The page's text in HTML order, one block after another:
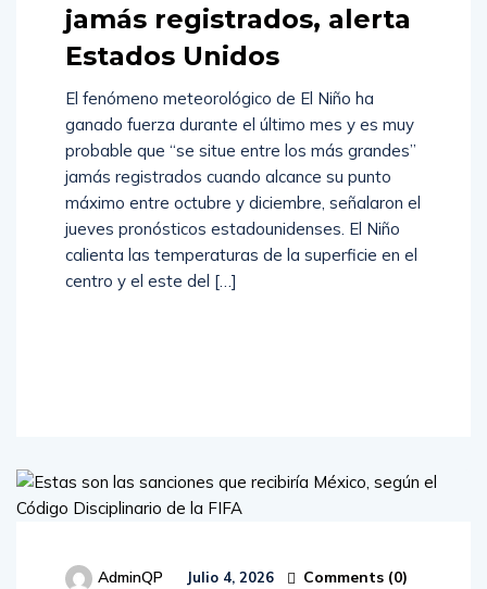
jamás registrados, alerta
Estados Unidos
El fenómeno meteorológico de El Niño ha
ganado fuerza durante el último mes y es muy
probable que “se situe entre los más grandes”
jamás registrados cuando alcance su punto
máximo entre octubre y diciembre, señalaron el
jueves pronósticos estadounidenses. El Niño
calienta las temperaturas de la superficie en el
centro y el este del […]
AdminQP Julio 4, 2026 Comments (0)